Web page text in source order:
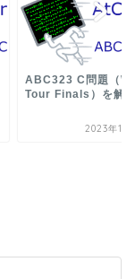
ABC323 C問題（
Tour Finals）を解
2023年10